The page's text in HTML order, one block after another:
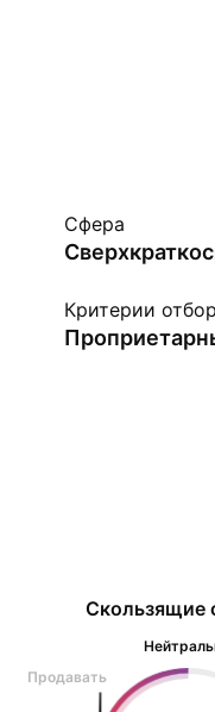
Сфера
Критерии
Скользящие
Продавать